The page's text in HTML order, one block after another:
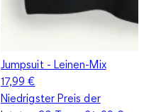
Jumpsuit - Leinen-Mix
17,99 €
Niedrigster Preis der